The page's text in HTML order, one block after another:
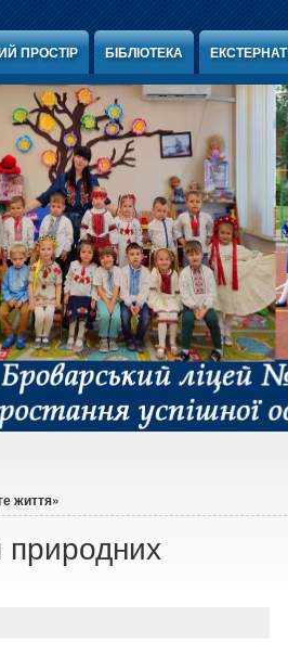
ПРОСТІР БІБЛІОТЕКА ЕКСТЕРНАТ
життя»
природних